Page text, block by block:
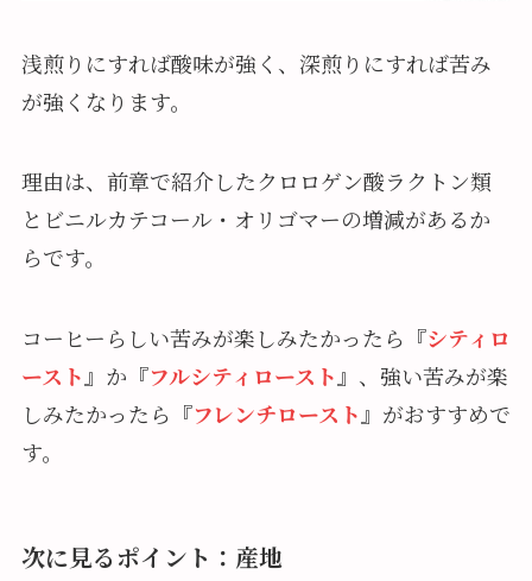
浅煎りにすれば酸味が強く、深煎りにすれば苦み
が強くなります。
理由は、前章で紹介したクロロゲン酸ラクトン類
とビニルカテコール・オリゴマーの増減があるか
らです。
コーヒーらしい苦みが楽しみたかったら『シティロ
ースト』か『フルシティロースト』、強い苦みが楽
しみたかったら『フレンチロースト』がおすすめで
す。
次に見るポイント：産地